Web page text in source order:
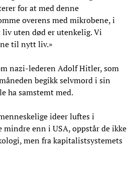
for at med denne
overens med mikrobene, i
uten død er utenkelig. Vi
til nytt liv.»
nazi-lederen Adolf Hitler, som
begikk selvmord i sin
ha samstemt med.
ideer luftes i
mindre enn i USA, oppstår de ikke
men fra kapitalistsystemets